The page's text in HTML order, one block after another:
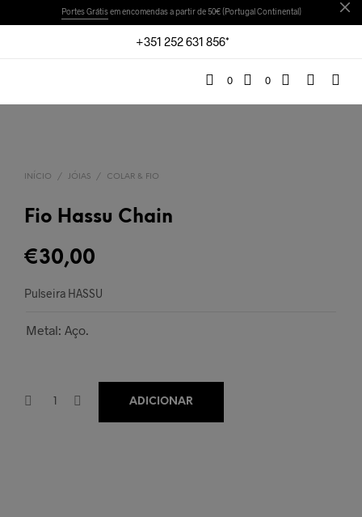
Portes Grátisem encomendas a partir de 50€ (Portugal Continental)
+351 252 631 856*
0 0
INÍCIO / JÓIAS / COLAR & FIO
Fio Hassu Chain
€30,00
Pulseira HASSU
Metal: Aço.
ADICIONAR